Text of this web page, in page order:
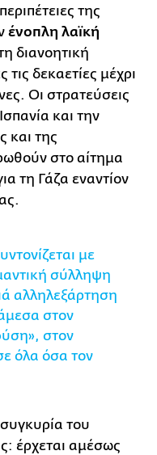
της
ένοπλη λαϊκή
διανοητική
δεκαετίες μέχρι
Οι στρατεύσεις
και την
και της
στο αίτημα
τη Γάζα εναντίον
με
σύλληψη
αλληλεξάρτηση
στον
στον
όλα όσα τον
του
έρχεται αμέσως